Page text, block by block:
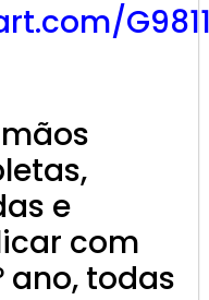
.com/
e
com
ano, todas